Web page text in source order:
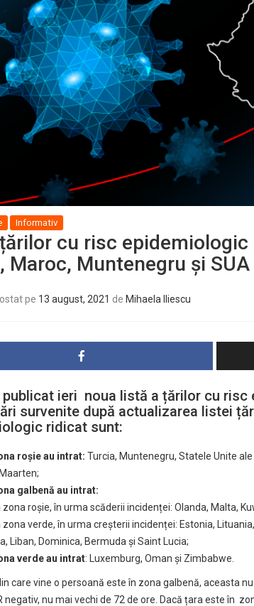
Informativ
cu risc
Maroc, Muntenegru și
pe 13 august, 2021 de Mihaela Iliescu
publicat ieri noua listă a țărilor cu
survenite după actualizarea listei
ridicat sunt:
roșie au intrat: Turcia, Muntenegru, Statele Unite
galbenă au intrat:
zona roșie, în urma scăderii incidenței: Olanda, Malta,
zona verde, în urma creșterii incidenței: Estonia,
Liban, Dominica, Bermuda și Saint Lucia;
verde au intrat: Luxemburg, Oman și Zimbabwe.
care vine o persoană este în zona galbenă, aceasta
negativ, nu mai vechi de 72 de ore. Dacă țara este în